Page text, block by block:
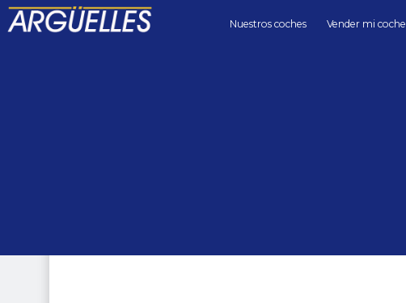
Nuestros coches Vender mi coche